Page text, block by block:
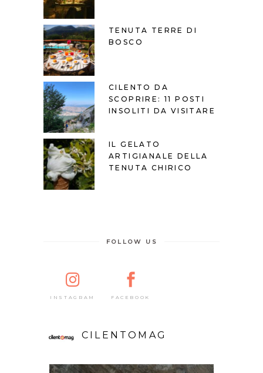
TENUTA TERRE DI
BOSCO
CILENTO DA
SCOPRIRE: 11 POSTI
INSOLITI DA VISITARE
IL GELATO
ARTIGIANALE DELLA
TENUTA CHIRICO
FOLLOW US
INSTAGRAM FACEBOOK
CILENTOMAG